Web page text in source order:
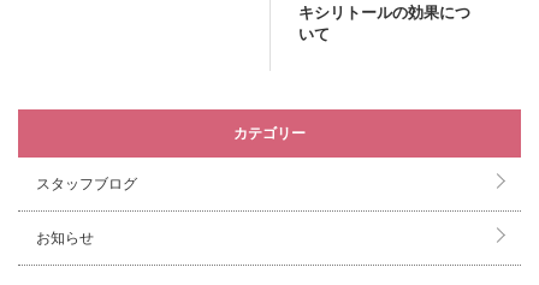
キシリトールの効果につ
いて
カテゴリー
スタッフブログ
お知らせ